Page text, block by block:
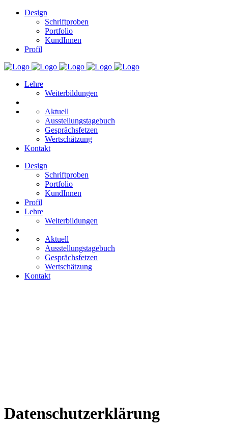
Design
Schriftproben
Portfolio
KundInnen
Profil
Lehre
Weiterbildungen
Aktuell
Ausstellungstagebuch
Gesprächsfetzen
Wertschätzung
Kontakt
Design
Schriftproben
Portfolio
KundInnen
Profil
Lehre
Weiterbildungen
Aktuell
Ausstellungstagebuch
Gesprächsfetzen
Wertschätzung
Kontakt
Datenschutzerklärung